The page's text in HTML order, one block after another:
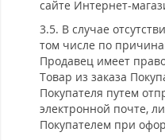
сайте Интернет-
3.5. В случае
том числе по
Продавец имеет
Товар из заказа
Покупателя путем
электронной почте,
Покупателем при